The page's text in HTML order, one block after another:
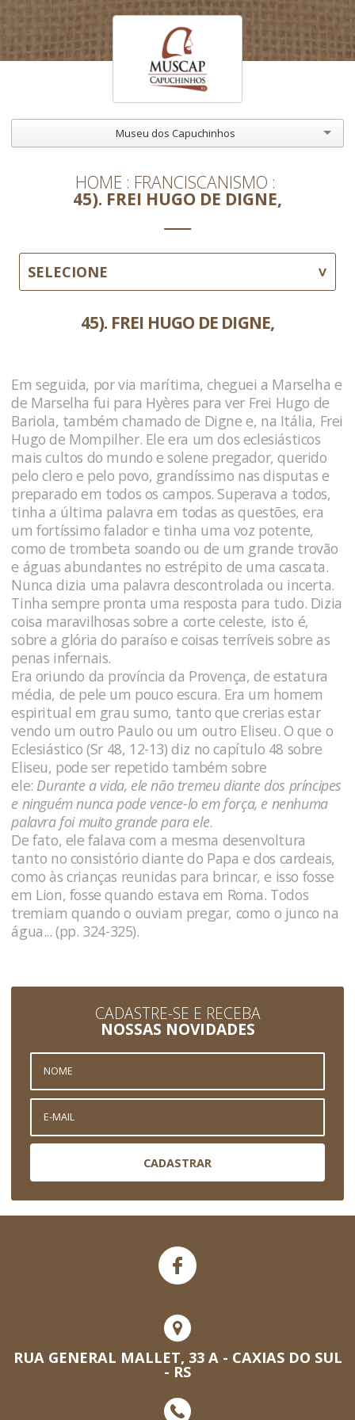
Museu dos Capuchinhos
HOME FRANCISCANISMO
45). FREI HUGO DE DIGNE,
SELECIONE
45). FREI HUGO DE DIGNE,
Em seguida, por via marítima, cheguei a Marselha e
de Marselha fui para Hyères para ver Frei Hugo de
Bariola, também chamado de Digne e, na Itália, Frei
Hugo de Mompilher. Ele era um dos eclesiásticos
mais cultos do mundo e solene pregador, querido
pelo clero e pelo povo, grandíssimo nas disputas e
preparado em todos os campos. Superava a todos,
tinha a última palavra em todas as questões, era
um fortíssimo falador e tinha uma voz potente,
como de trombeta soando ou de um grande trovão
e águas abundantes no estrépito de uma cascata.
Nunca dizia uma palavra descontrolada ou incerta.
Tinha sempre pronta uma resposta para tudo. Dizia
coisa maravilhosas sobre a corte celeste, isto é,
sobre a glória do paraíso e coisas terríveis sobre as
penas infernais.
Era oriundo da província da Provença, de estatura
média, de pele um pouco escura. Era um homem
espiritual em grau sumo, tanto que crerias estar
vendo um outro Paulo ou um outro Eliseu. O que o
Eclesiástico (Sr 48, 12-13) diz no capítulo 48 sobre
Eliseu, pode ser repetido também sobre
ele: Durante a vida, ele não tremeu diante dos príncipes
e ninguém nunca pode vence-lo em força, e nenhuma
palavra foi muito grande para ele.
De fato, ele falava com a mesma desenvoltura
tanto no consistório diante do Papa e dos cardeais,
como às crianças reunidas para brincar, e isso fosse
em Lion, fosse quando estava em Roma. Todos
tremiam quando o ouviam pregar, como o junco na
água... (pp. 324-325).
CADASTRE-SE E RECEBA
NOSSAS NOVIDADES
CADASTRAR
RUA GENERAL MALLET, 33 A - CAXIAS DO SUL
- RS